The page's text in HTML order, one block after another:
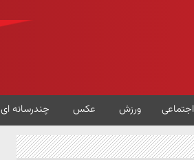
اجتماعی ورزش عکس چندرسانه ای